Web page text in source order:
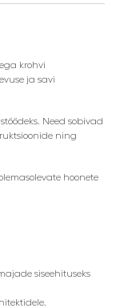
krohvi
ja savi
Need sobivad
ning
hoonete
siseehituseks